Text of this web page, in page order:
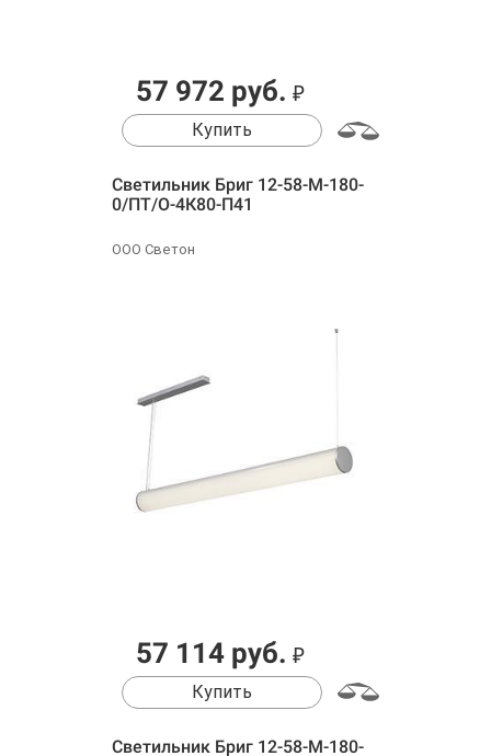
57 972 руб. ₽
Купить
Светильник Бриг 12-58-М-180-
0/ПТ/О-4К80-П41
ООО Светон
57 114 руб. ₽
Купить
Светильник Бриг 12-58-М-180-